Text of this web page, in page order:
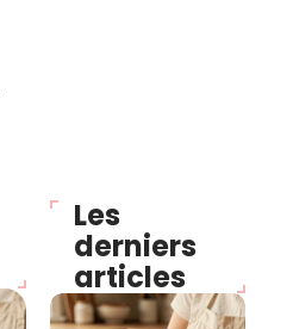
Les
derniers
articles